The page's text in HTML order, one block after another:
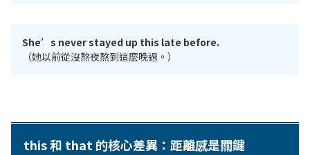
She’s never stayed up this late before.
（她以前從沒熬夜熬到這麼晚過。）
this 和 that 的核心差異：距離感是關鍵